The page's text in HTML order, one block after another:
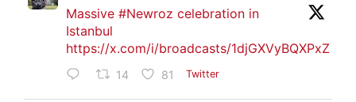
Massive #Newroz celebration in
Istanbul
https://x.com/i/broadcasts/1djGXVyBQXPxZ
14 81 Twitter